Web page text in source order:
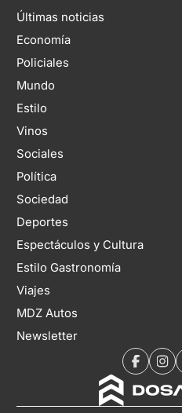
Últimas noticias
Economía
Policiales
Mundo
Estilo
Vinos
Sociales
Política
Sociedad
Deportes
Espectáculos y Cultura
Estilo Gastronomía
Viajes
MDZ Autos
Newsletter